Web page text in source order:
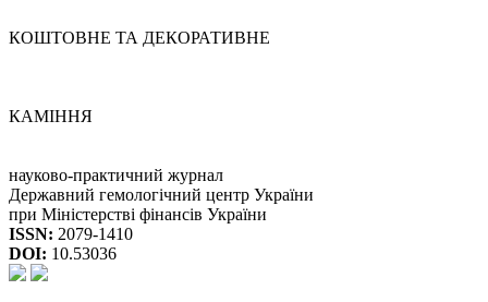
КОШТОВНЕ ТА ДЕКОРАТИВНЕ
КАМІННЯ
науково-практичний журнал
Державний гемологічний центр України
при Міністерстві фінансів України
ISSN: 2079-1410
DOI: 10.53036